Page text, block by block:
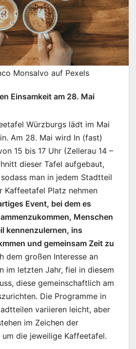
Monsalvo auf Pexels
Einsamkeit am 28. Mai
Würzburgs lädt im Mai
Am 28. Mai wird In (fast)
15 bis 17 Uhr (Zellerau 14 –
dieser Tafel aufgebaut,
man in jedem Stadtteil
Kaffeetafel Platz nehmen
Event, bei dem es
Menschen
kennenzulernen, ins
und gemeinsam Zeit zu
dem großen Interesse an
im letzten Jahr, fiel in diesem
diese gemeinschaftlich am
Die Programme in
variieren leicht, aber
im Zeichen der
um die jeweilige Kaffeetafel.